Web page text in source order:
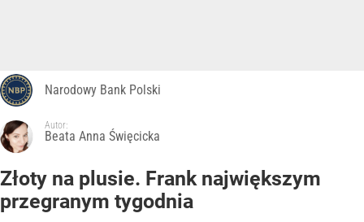
Narodowy Bank Polski
Autor:
Beata Anna Święcicka
Złoty na plusie. Frank największym
przegranym tygodnia